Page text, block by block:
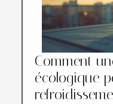
Comment
écologique